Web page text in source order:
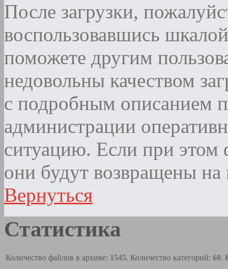
После загрузки,
воспользовавшись
поможете другим
недовольны качеством
с подробным описанием
администрации
ситуацию. Если при этом
они будут возвращены на
Вернуться
Статистика
Количество файлов в архиве: 1545. Количество категорий: 60.